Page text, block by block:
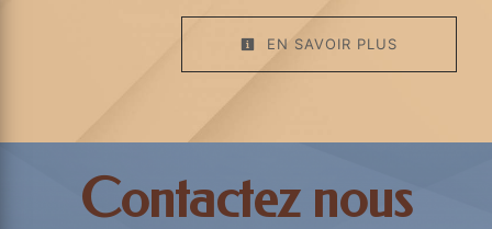
EN SAVOIR PLUS
Contactez nous